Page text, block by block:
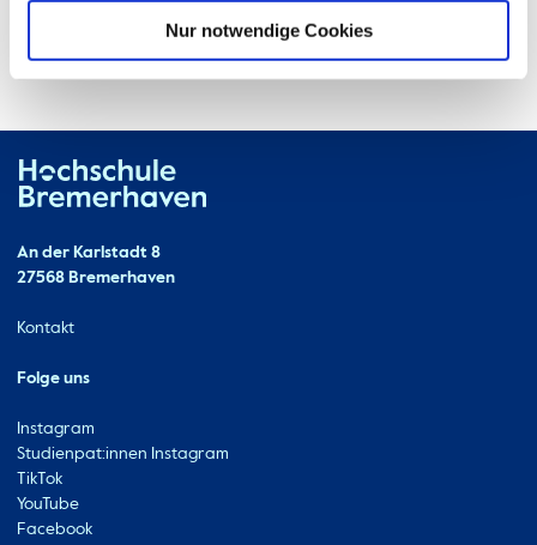
Nur notwendige Cookies
Kontakt
An der Karlstadt 8
27568 Bremerhaven
Ressourcen
Kontakt
Folge uns
Instagram
Studienpat:innen Instagram
TikTok
YouTube
Facebook